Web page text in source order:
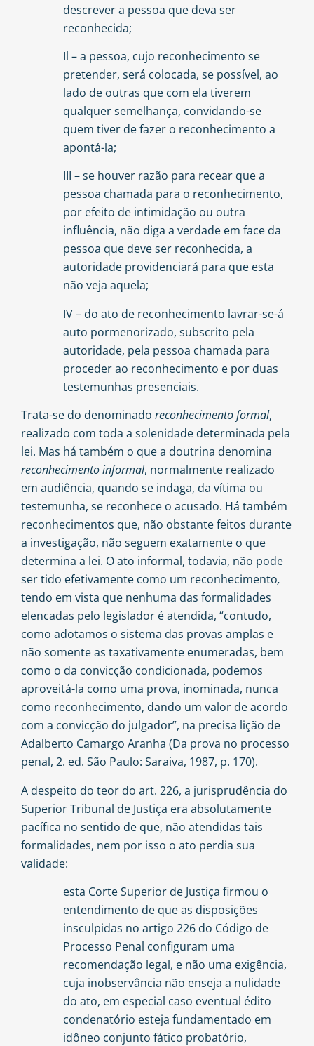
descrever a pessoa que deva ser
reconhecida;
Il – a pessoa, cujo reconhecimento se
pretender, será colocada, se possível, ao
lado de outras que com ela tiverem
qualquer semelhança, convidando-se
quem tiver de fazer o reconhecimento a
apontá-la;
III – se houver razão para recear que a
pessoa chamada para o reconhecimento,
por efeito de intimidação ou outra
influência, não diga a verdade em face da
pessoa que deve ser reconhecida, a
autoridade providenciará para que esta
não veja aquela;
IV – do ato de reconhecimento lavrar-se-á
auto pormenorizado, subscrito pela
autoridade, pela pessoa chamada para
proceder ao reconhecimento e por duas
testemunhas presenciais.
Trata-se do denominado reconhecimento formal,
realizado com toda a solenidade determinada pela
lei. Mas há também o que a doutrina denomina
reconhecimento informal, normalmente realizado
em audiência, quando se indaga, da vítima ou
testemunha, se reconhece o acusado. Há também
reconhecimentos que, não obstante feitos durante
a investigação, não seguem exatamente o que
determina a lei. O ato informal, todavia, não pode
ser tido efetivamente como um reconhecimento,
tendo em vista que nenhuma das formalidades
elencadas pelo legislador é atendida, “contudo,
como adotamos o sistema das provas amplas e
não somente as taxativamente enumeradas, bem
como o da convicção condicionada, podemos
aproveitá-la como uma prova, inominada, nunca
como reconhecimento, dando um valor de acordo
com a convicção do julgador”, na precisa lição de
Adalberto Camargo Aranha (Da prova no processo
penal, 2. ed. São Paulo: Saraiva, 1987, p. 170).
A despeito do teor do art. 226, a jurisprudência do
Superior Tribunal de Justiça era absolutamente
pacífica no sentido de que, não atendidas tais
formalidades, nem por isso o ato perdia sua
validade:
esta Corte Superior de Justiça firmou o
entendimento de que as disposições
insculpidas no artigo 226 do Código de
Processo Penal configuram uma
recomendação legal, e não uma exigência,
cuja inobservância não enseja a nulidade
do ato, em especial caso eventual édito
condenatório esteja fundamentado em
idôneo conjunto fático probatório,